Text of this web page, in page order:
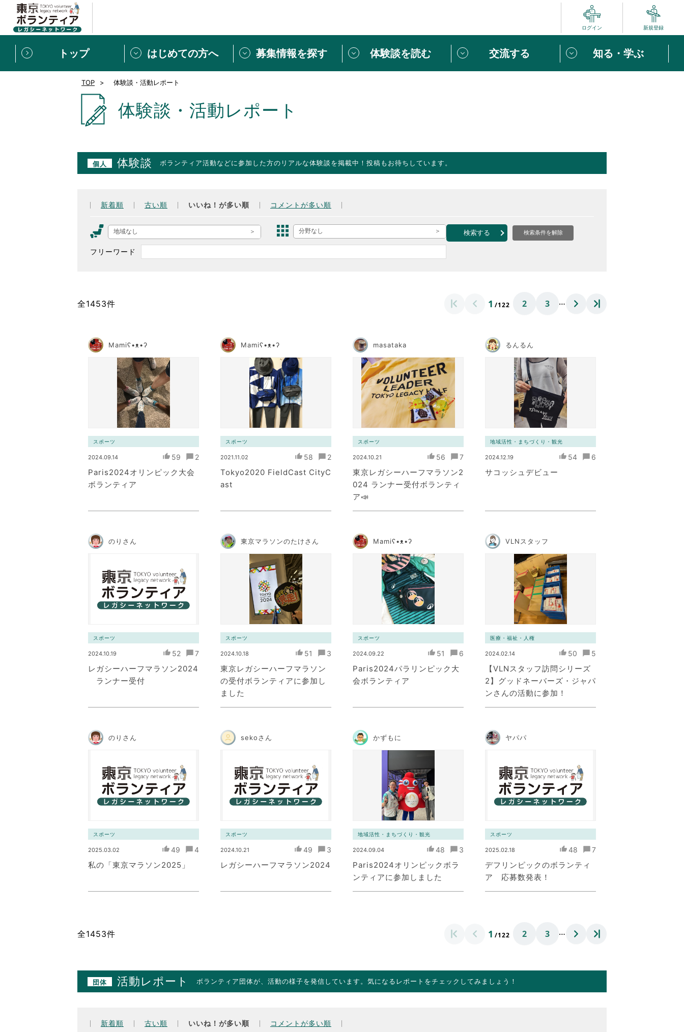
ログイン 新規登録
トップ はじめての方へ
新規登録 ボランティアをしたい方は「個人ユーザー登録」
東京ボランティアレガシーネットワークとは ボランティアはじめての方へ
ボランティア みんなのVOICE
募集情報を探す
募集情報
体験談を読む
[個人] 体験談
交流する
ボランティアの広場
知る・学ぶ
新着記事一覧
スペシャルインタビュー
ボランティアはじめの一歩
東京2020大会の軌跡 ボランティア関連ニュース（外部記事）
TOP 体験談・活動レポート
体験談・活動レポート
個人 体験談 ボランティア活動などに参加した方のリアルな体験談を掲載中！投稿もお待ちしています。
新着順 古い順 いいね！が多い順 コメントが多い順
地域なし 分野なし
フリーワード
検索する 検索条件を解除
全1453件 1 /122 2 3 …
Mamiʕ•ᴥ•ʔ
スポーツ
2024.09.14 59 2
Paris2024オリンピック大会
ボランティア
Mamiʕ•ᴥ•ʔ
スポーツ
2021.11.02 58 2
Tokyo2020 FieldCast CityC
ast
masataka
スポーツ
2024.10.21 56 7
東京レガシーハーフマラソン2
024 ランナー受付ボランティ
ア📣
るんるん
地域活性・まちづくり・観光
2024.12.19 54 6
サコッシュデビュー
のりさん
スポーツ
2024.10.19 52 7
レガシーハーフマラソン2024
ランナー受付
東京マラソンのたけさん
スポーツ
2024.10.18 51 3
東京レガシーハーフマラソン
の受付ボランティアに参加し
ました
Mamiʕ•ᴥ•ʔ
スポーツ
2024.09.22 51 6
Paris2024パラリンピック大
会ボランティア
VLNスタッフ
医療・福祉・人権
2024.02.14 50 5
【VLNスタッフ訪問シリーズ
2】グッドネーバーズ・ジャパ
ンさんの活動に参加！
のりさん
スポーツ
2025.03.02 49 4
私の「東京マラソン2025」
sekoさん
スポーツ
2024.10.21 49 3
レガシーハーフマラソン2024
かずもに
地域活性・まちづくり・観光
2024.09.04 48 3
Paris2024オリンピックボラ
ンティアに参加しました
ヤパパ
スポーツ
2025.02.18 48 7
デフリンピックのボランティ
ア 応募数発表！
全1453件 1 /122 2 3 …
団体 活動レポート ボランティア団体が、活動の様子を発信しています。気になるレポートをチェックしてみましょう！
新着順 古い順 いいね！が多い順 コメントが多い順